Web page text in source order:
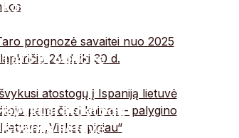
Kokie pratimai padeda,
Taro prognozė
lapkričio 24 d. iki 30 d.
Išvykusi atostogų į
Ispaniją lietuvė